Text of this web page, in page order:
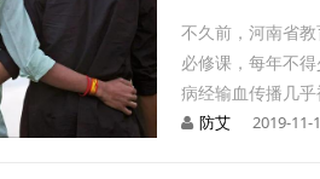
不久前，河南省
必修课，每年不
病经输血传播几
防艾 2019-11-